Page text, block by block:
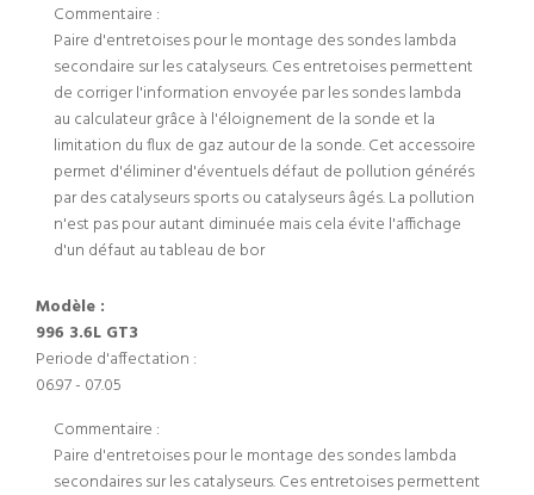
Commentaire :
Paire d'entretoises pour le montage des sondes lambda
secondaire sur les catalyseurs. Ces entretoises permettent
de corriger l'information envoyée par les sondes lambda
au calculateur grâce à l'éloignement de la sonde et la
limitation du flux de gaz autour de la sonde. Cet accessoire
permet d'éliminer d'éventuels défaut de pollution générés
par des catalyseurs sports ou catalyseurs âgés. La pollution
n'est pas pour autant diminuée mais cela évite l'affichage
d'un défaut au tableau de bor
Modèle :
996 3.6L GT3
Periode d'affectation :
06.97 - 07.05
Commentaire :
Paire d'entretoises pour le montage des sondes lambda
secondaires sur les catalyseurs. Ces entretoises permettent